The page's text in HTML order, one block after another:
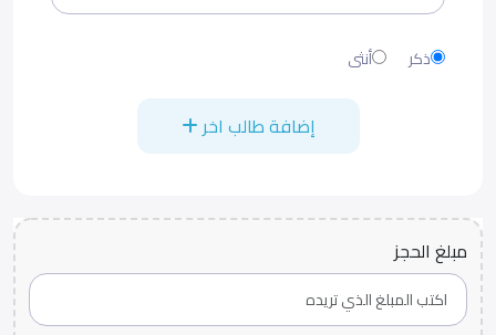
ذكر أنثى
إضافة طالب اخر
مبلغ الحجز